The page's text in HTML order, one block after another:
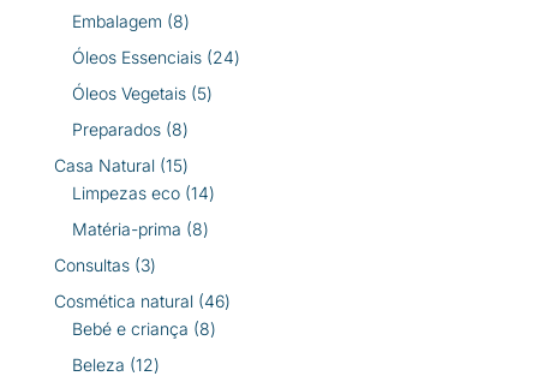
produtos
Embalagem 88
produtos
Óleos Essenciais 2424
Óleos Vegetais 55
Preparados 88
produtos
Casa Natural 1515
produtos
Limpezas eco 1414
Matéria-prima 88
Consultas 33
produtos
Cosmética natural 4646
Bebé e criança 88
Beleza 1212